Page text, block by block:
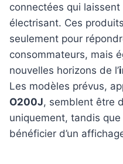
connectées qui
électrisant. Ces
seulement pour
consommateurs, mais
nouvelles horizons de l’
Les modèles prévus,
O200J, semblent être
uniquement, tandis que
bénéficier d’un